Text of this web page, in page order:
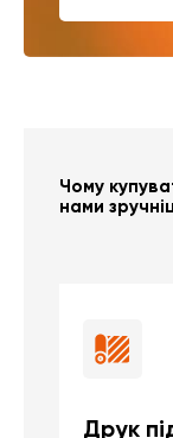
Чому
нами
Друк